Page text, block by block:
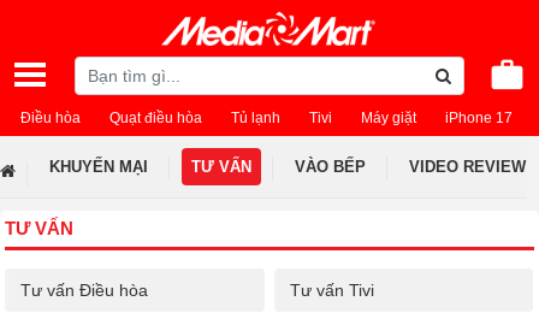
Điều hòa Quạt điều hòa Tủ lạnh Tivi Máy giặt iPhone 17
KHUYẾN MẠI TƯ VẤN VÀO BẾP VIDEO REVIEW
TƯ VẤN
Tư vấn Điều hòa Tư vấn Tivi